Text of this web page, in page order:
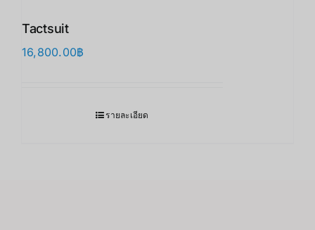
Tactsuit
16,800.00฿
รายละเอียด